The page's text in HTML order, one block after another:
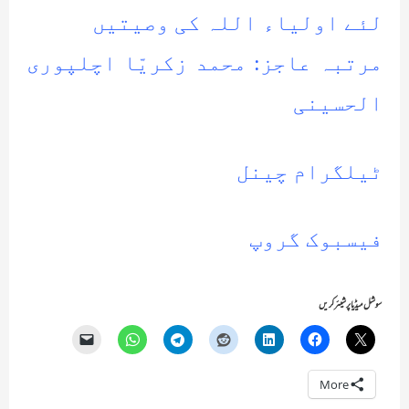
لئے اولیاء اللہ کی وصیتیں
مرتبہ عاجز: محمد زکریّا اچلپوری
الحسینی
ٹیلگرام چینل
فیسبوک گروپ
سوشل میڈیا پر شیئر کریں
More